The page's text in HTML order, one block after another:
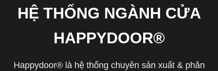
HỆ THỐNG NGÀNH CỬA
HAPPYDOOR®
Happydoor® là hệ thống chuyên sản xuất & phân